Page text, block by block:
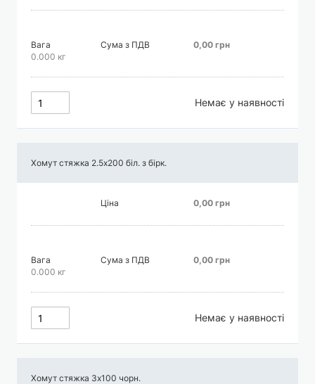
Вага
0.000 кг
Сума з ПДВ 0,00 грн
Немає у наявності
Хомут стяжка 2.5х200 біл. з бірк.
Ціна 0,00 грн
Вага
0.000 кг
Сума з ПДВ 0,00 грн
Немає у наявності
Хомут стяжка 3х100 чорн.